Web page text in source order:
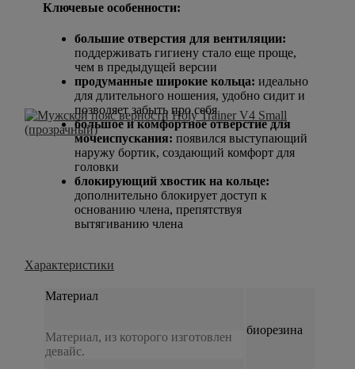
Ключевые особенности:
большие отверстия для вентиляции:
поддерживать гигиену стало еще проще,
чем в предыдущей версии
продуманные широкие кольца: идеально
для длительного ношения, удобно сидит и
позволяет забыть про себя
большое и комфортное отверстие для
мочеиспускания: появился выступающий
наружу бортик, создающий комфорт для
головки
блокирующий хвостик на кольце:
дополнительно блокирует доступ к
основанию члена, препятствуя
вытягиванию члена
Характеристики
Материал
Материал, из которого изготовлен
девайс.
биорезина